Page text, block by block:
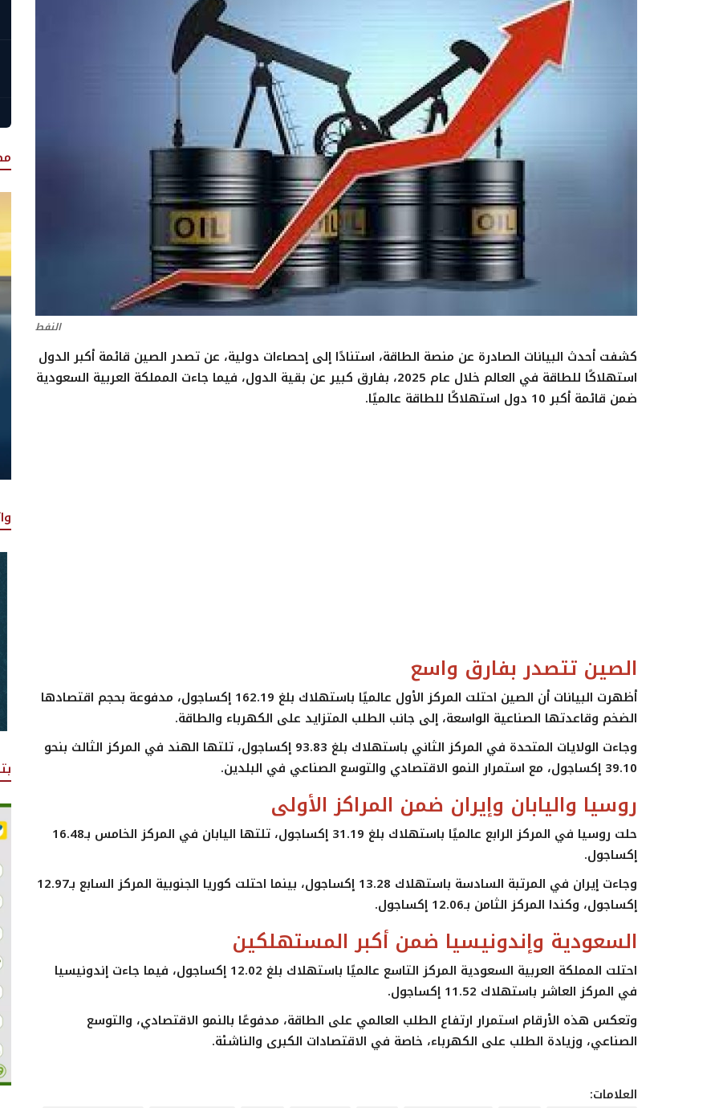
النفط
كشفت أحدث البيانات الصادرة عن منصة الطاقة، استنادًا إلى إحصاءات دولية، عن تصدر الصين قائمة أكبر الدول
استهلاكًا للطاقة في العالم خلال عام 2025، بفارق كبير عن بقية الدول، فيما جاءت المملكة العربية السعودية
ضمن قائمة أكبر 10 دول استهلاكًا للطاقة عالميًا.
الصين تتصدر بفارق واسع
أظهرت البيانات أن الصين احتلت المركز الأول عالميًا باستهلاك بلغ 162.19 إكساجول، مدفوعة بحجم اقتصادها
الضخم وقاعدتها الصناعية الواسعة، إلى جانب الطلب المتزايد على الكهرباء والطاقة.
وجاءت الولايات المتحدة في المركز الثاني باستهلاك بلغ 93.83 إكساجول، تلتها الهند في المركز الثالث بنحو
39.10 إكساجول، مع استمرار النمو الاقتصادي والتوسع الصناعي في البلدين.
روسيا واليابان وإيران ضمن المراكز الأولى
حلت روسيا في المركز الرابع عالميًا باستهلاك بلغ 31.19 إكساجول، تلتها اليابان في المركز الخامس بـ16.48
إكساجول.
وجاءت إيران في المرتبة السادسة باستهلاك 13.28 إكساجول، بينما احتلت كوريا الجنوبية المركز السابع بـ12.97
إكساجول، وكندا المركز الثامن بـ12.06 إكساجول.
السعودية وإندونيسيا ضمن أكبر المستهلكين
احتلت المملكة العربية السعودية المركز التاسع عالميًا باستهلاك بلغ 12.02 إكساجول، فيما جاءت إندونيسيا
في المركز العاشر باستهلاك 11.52 إكساجول.
وتعكس هذه الأرقام استمرار ارتفاع الطلب العالمي على الطاقة، مدفوعًا بالنمو الاقتصادي، والتوسع
الصناعي، وزيادة الطلب على الكهرباء، خاصة في الاقتصادات الكبرى والناشئة.
العلامات: